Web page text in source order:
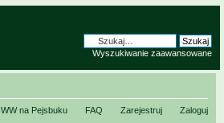
Wyszukiwanie zaawansowane
WW na Pejsbuku FAQ Zarejestruj Zaloguj